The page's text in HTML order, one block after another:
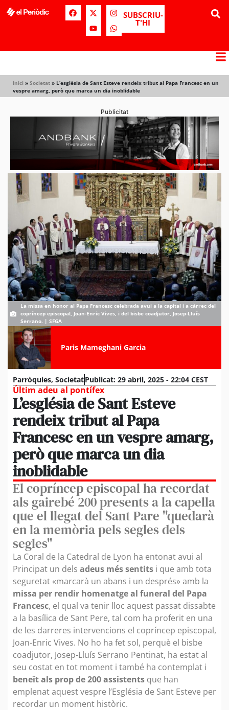
SUBSCRIU-
T'HI
Inici » Societat » L’església de Sant Esteve rendeix tribut al Papa Francesc en un
vespre amarg, però que marca un dia inoblidable
Publicitat
La missa en honor al Papa Francesc celebrada avui a la capital i a càrrec del
copríncep episcopal, Joan-Enric Vives, i del bisbe coadjutor, Josep-Lluís
Serrano. | SFGA
Paris Mameghani Garcia
Parròquies, SocietatPublicat: 29 abril, 2025 - 22:04 CEST
Últim adeu al pontífex
L’església de Sant Esteve
rendeix tribut al Papa
Francesc en un vespre amarg,
però que marca un dia
inoblidable
El copríncep episcopal ha recordat
als gairebé 200 presents a la capella
que el llegat del Sant Pare "quedarà
en la memòria pels segles dels
segles"
La Coral de la Catedral de Lyon ha entonat avui al
Principat un dels adeus més sentits i que amb tota
seguretat «marcarà un abans i un després» amb la
missa per rendir homenatge al funeral del Papa
Francesc, el qual va tenir lloc aquest passat dissabte
a la basílica de Sant Pere, tal com ha proferit en una
de les darreres intervencions el copríncep episcopal,
Joan-Enric Vives. No ho ha fet sol, perquè el bisbe
coadjutor, Josep-Lluís Serrano Pentinat, ha estat al
seu costat en tot moment i també ha contemplat i
beneït als prop de 200 assistents que han
emplenat aquest vespre l’Església de Sant Esteve per
recordar un moment històric.